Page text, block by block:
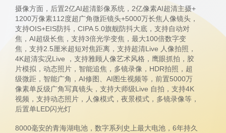
摄像方面，后置2亿AI超清影像系统，2亿像素AI超清主摄+
1200万像素112度超广角微距镜头+5000万长焦人像镜头，
支持OIS+EIS防抖，CIPA 5.0旗舰防抖大底，支持自动对
焦，AI超级长焦，支持3倍光学变焦，最大100倍数字变
焦，支持2.5厘米超短对焦距离，支持超清Live 人像拍照，
4K超清实况Live ，支持雅顾人像艺术风格，鹰眼抓拍，胶
片模拟，动态照片，智能追焦，多镜录像，HDR拍照，超
级微距，智能广角，AI修图、AI图生视频等，前置5000万
像素单反级广角写真镜头，支持大师级Live 自拍，支持4K
视频，支持动态照片，人像模式，夜景模式，多镜录像等，
后置单LED闪光灯
8000毫安的青海湖电池，数字系列史上最大电池，6年持久